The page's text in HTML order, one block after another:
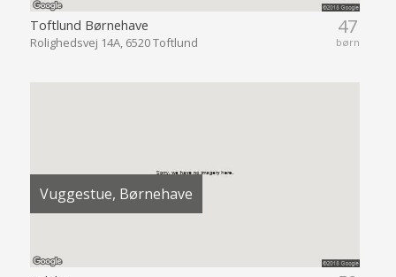
47
børn
Toftlund Børnehave
Rolighedsvej 14A, 6520 Toftlund
Vuggestue, Børnehave